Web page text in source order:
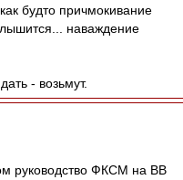
будто причмокивание
наваждение
- возьмут.
руководство ФКСМ на ВВ